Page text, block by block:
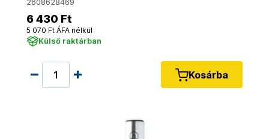
6 430 Ft
5 070 Ft ÁFA nélkül
Külső raktárban
Kosárba